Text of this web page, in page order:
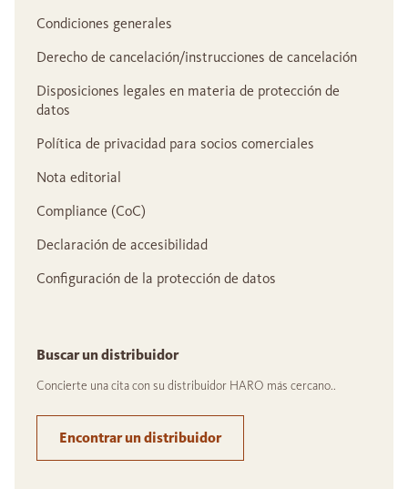
Condiciones generales
Derecho de cancelación/instrucciones de cancelación
Disposiciones legales en materia de protección de
datos
Política de privacidad para socios comerciales
Nota editorial
Compliance (CoC)
Declaración de accesibilidad
Configuración de la protección de datos
Buscar un distribuidor
Concierte una cita con su distribuidor HARO más cercano..
Encontrar un distribuidor